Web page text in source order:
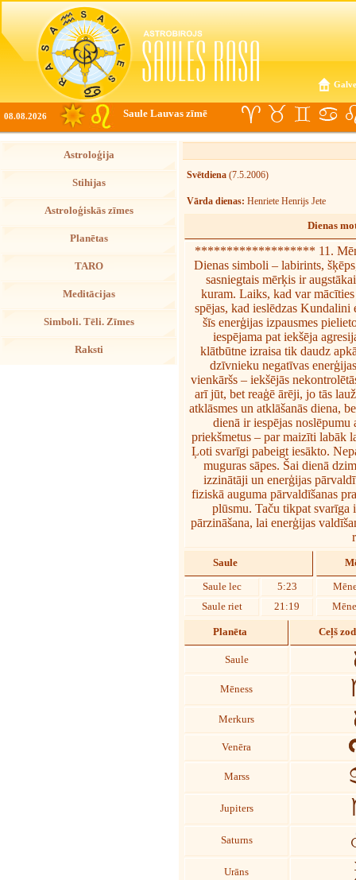
08.08.2026 Saule Lauvas zīmē
Astroloģija
Stihijas
Astroloģiskās zīmes
Planētas
TARO
Meditācijas
Simboli. Tēli. Zīmes
Raksti
Svētdiena (7.5.2006)
Vārda dienas: Henriete Henrijs Jete
Dienas
******************* 11.
Dienas simboli – labirints,
sasniegtais mērķis ir
kuram. Laiks, kad var
spējas, kad ieslēdzas
šīs enerģijas izpausmes
iespējama pat iekšēja
klātbūtne izraisa tik daudz
dzīvnieku negatīvas
vienkāršs – iekšējās
arī jūt, bet reaģē ārēji, jo tās
atklāsmes un atklāšanās diena,
dienā ir iespējas
priekšmetus – par maizīti labāk
Ļoti svarīgi pabeigt iesākto.
muguras sāpes. Šai dienā
izzinātāji un enerģijas
fiziskā auguma pārvaldīšanas
plūsmu. Taču tikpat
pārzināšana, lai enerģijas
Saule
Saule lec
5:23
Saule riet
21:19
Planēta Ceļš
Saule
Mēness
Merkurs
Venēra
Marss
Jupiters
Saturns
Urāns